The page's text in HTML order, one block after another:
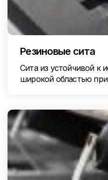
Резиновые сита
Сита из устойчивой к
широкой областью